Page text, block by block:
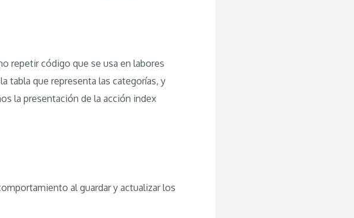
repetir código que se usa en labores
tabla que representa las categorías, y
la presentación de la acción index
al guardar y actualizar los